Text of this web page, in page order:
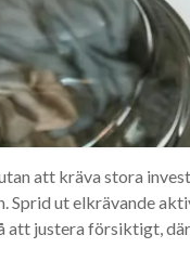
att kräva stora
Sprid ut elkrävande
att justera försiktigt,